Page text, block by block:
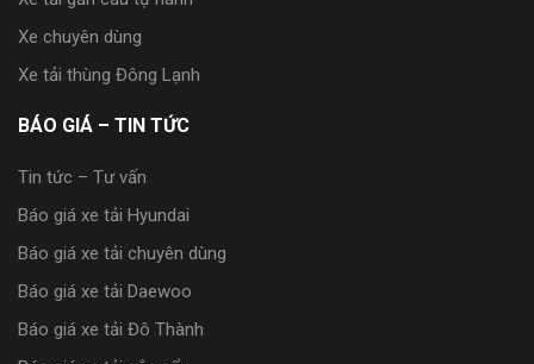
Xe chuyên dùng
Xe tải thùng Đông Lạnh
BÁO GIÁ – TIN TỨC
Tin tức – Tư vấn
Báo giá xe tải Hyundai
Báo giá xe tải chuyên dùng
Báo giá xe tải Daewoo
Báo giá xe tải Đô Thành